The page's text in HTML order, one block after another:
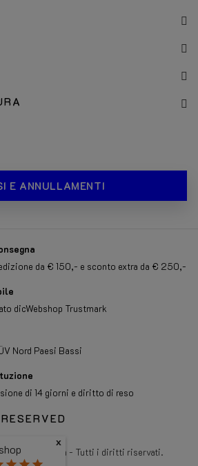
E ANNULLAMENTI
da € 150,- e sconto extra da € 250,-
dicWebshop Trustmark
Nord Paesi Bassi
di 14 giorni e diritto di reso
- Tutti i diritti riservati.
x